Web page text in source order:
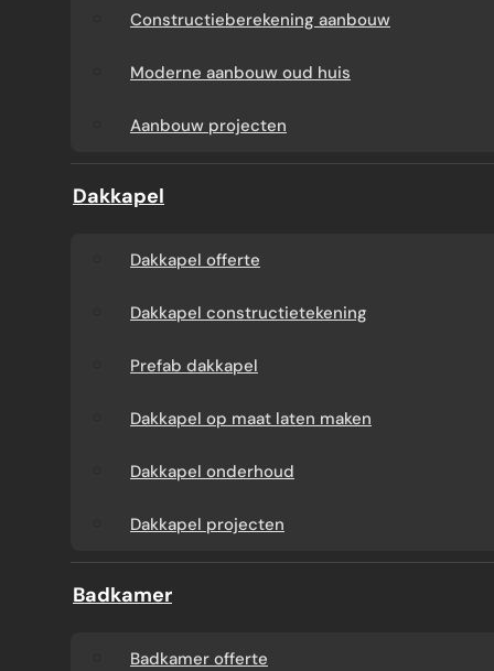
prijzen
Aanbouw tegen muur
buren
Constructieberekening
Moderne aanbouw
laten maken
Dakkapel
Dakkapel projecten
Constructieberekening aanbouw
Moderne aanbouw oud huis
Aanbouw projecten
Dakkapel
Dakkapel offerte
Dakkapel constructietekening
Prefab dakkapel
Dakkapel op maat laten maken
Dakkapel onderhoud
Dakkapel projecten
Badkamer
Badkamer offerte